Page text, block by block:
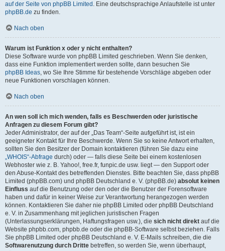
auf der Seite von phpBB Limited . Eine deutschsprachige Anlaufstelle ist unter
phpBB.de zu finden.
Nach oben
Warum ist Funktion x oder y nicht enthalten?
Diese Software wurde von phpBB Limited geschrieben. Wenn Sie denken,
dass eine Funktion implementiert werden sollte, dann besuchen Sie
phpBB Ideas, wo Sie Ihre Stimme für bestehende Vorschläge abgeben oder
neue Funktionen vorschlagen können.
Nach oben
An wen soll ich mich wenden, falls es Beschwerden oder juristische
Anfragen zu diesem Forum gibt?
Jeder Administrator, der auf der „Das Team“-Seite aufgeführt ist, ist ein
geeigneter Kontakt für Ihre Beschwerde. Wenn Sie so keine Antwort erhalten,
sollten Sie den Besitzer der Domain kontaktieren (führen Sie dazu eine
„WHOIS“-Abfrage durch) oder — falls diese Seite bei einem kostenlosen
Webhoster wie z. B. Yahoo!, free.fr, funpic.de usw. liegt — den Support oder
den Abuse-Kontakt des betreffenden Dienstes. Bitte beachten Sie, dass phpBB
Limited (phpBB.com) und phpBB Deutschland e. V. (phpBB.de) absolut keinen
Einfluss auf die Benutzung oder den oder die Benutzer der Forensoftware
haben und dafür in keiner Weise zur Verantwortung herangezogen werden
können. Kontaktieren Sie daher nie phpBB Limited oder phpBB Deutschland
e. V. in Zusammenhang mit jeglichen juristischen Fragen
(Unterlassungserklärungen, Haftungsfragen usw.), die sich nicht direkt auf die
Website phpbb.com, phpbb.de oder die phpBB-Software selbst beziehen. Falls
Sie phpBB Limited oder phpBB Deutschland e. V. E-Mails schreiben, die die
Softwarenutzung durch Dritte betreffen, so werden Sie, wenn überhaupt,